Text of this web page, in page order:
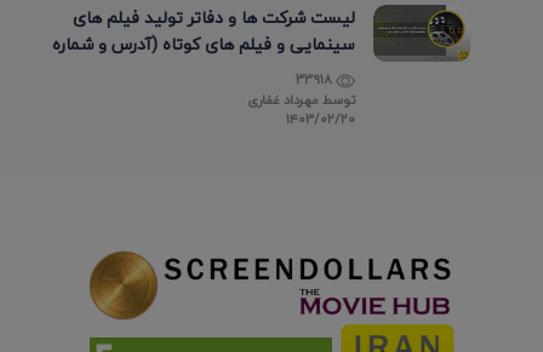
لیست شرکت ها و دفاتر تولید فیلم های
سینمایی و فیلم های کوتاه (آدرس و شماره
تماس)
توسط مهرداد غفاری
۱۴۰۳/۰۲/۲۰